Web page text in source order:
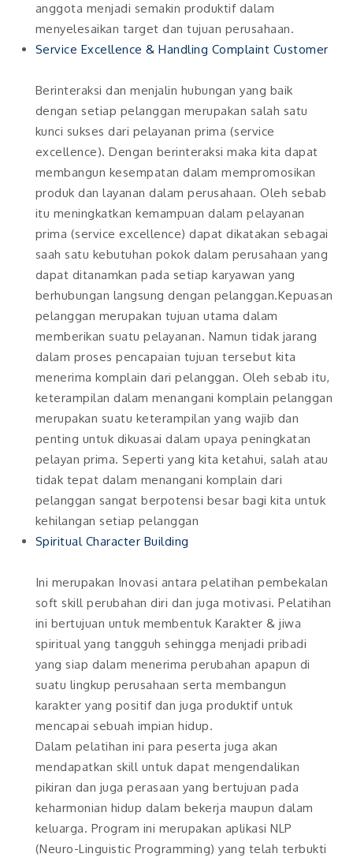
anggota menjadi semakin produktif dalam
menyelesaikan target dan tujuan perusahaan.
Service Excellence & Handling Complaint Customer
Berinteraksi dan menjalin hubungan yang baik
dengan setiap pelanggan merupakan salah satu
kunci sukses dari pelayanan prima (service
excellence). Dengan berinteraksi maka kita dapat
membangun kesempatan dalam mempromosikan
produk dan layanan dalam perusahaan. Oleh sebab
itu meningkatkan kemampuan dalam pelayanan
prima (service excellence) dapat dikatakan sebagai
saah satu kebutuhan pokok dalam perusahaan yang
dapat ditanamkan pada setiap karyawan yang
berhubungan langsung dengan pelanggan.Kepuasan
pelanggan merupakan tujuan utama dalam
memberikan suatu pelayanan. Namun tidak jarang
dalam proses pencapaian tujuan tersebut kita
menerima komplain dari pelanggan. Oleh sebab itu,
keterampilan dalam menangani komplain pelanggan
merupakan suatu keterampilan yang wajib dan
penting untuk dikuasai dalam upaya peningkatan
pelayan prima. Seperti yang kita ketahui, salah atau
tidak tepat dalam menangani komplain dari
pelanggan sangat berpotensi besar bagi kita untuk
kehilangan setiap pelanggan
Spiritual Character Building
Ini merupakan Inovasi antara pelatihan pembekalan
soft skill perubahan diri dan juga motivasi. Pelatihan
ini bertujuan untuk membentuk Karakter & jiwa
spiritual yang tangguh sehingga menjadi pribadi
yang siap dalam menerima perubahan apapun di
suatu lingkup perusahaan serta membangun
karakter yang positif dan juga produktif untuk
mencapai sebuah impian hidup.
Dalam pelatihan ini para peserta juga akan
mendapatkan skill untuk dapat mengendalikan
pikiran dan juga perasaan yang bertujuan pada
keharmonian hidup dalam bekerja maupun dalam
keluarga. Program ini merupakan aplikasi NLP
(Neuro-Linguistic Programming) yang telah terbukti